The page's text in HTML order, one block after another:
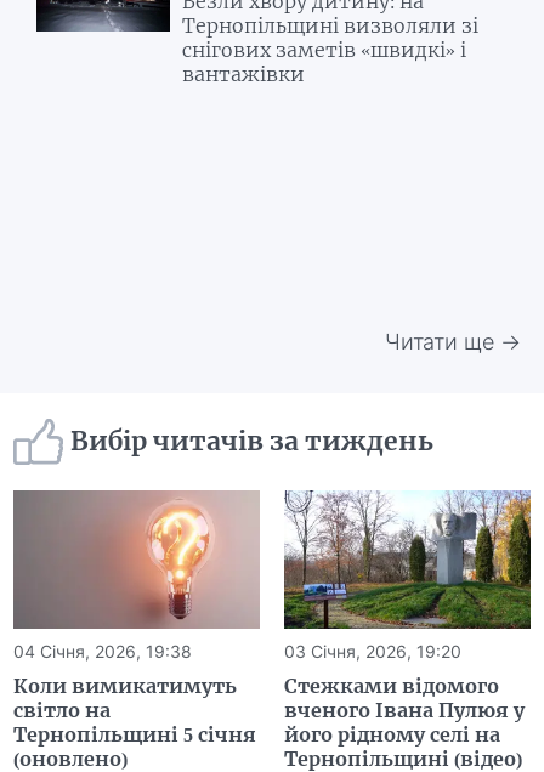
Тернопільщині визволяли зі
снігових заметів «швидкі» і
вантажівки
Читати ще →
Вибір читачів за тиждень
04 Січня, 2026, 19:38
Коли вимикатимуть
світло на
Тернопільщині 5 січня
(оновлено)
03 Січня, 2026, 19:20
Стежками відомого
вченого Івана Пулюя у
його рідному селі на
Тернопільщині (відео)